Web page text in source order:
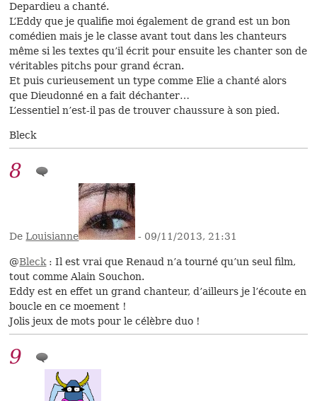
Depardieu a chanté.
L’Eddy que je qualifie moi également de grand est un bon
comédien mais je le classe avant tout dans les chanteurs
même si les textes qu’il écrit pour ensuite les chanter son de
véritables pitchs pour grand écran.
Et puis curieusement un type comme Elie a chanté alors
que Dieudonné en a fait déchanter…
L’essentiel n’est-il pas de trouver chaussure à son pied.
Bleck
8
DeLouisianne - 09/11/2013, 21:31
@Bleck: Il est vrai que Renaud n’a tourné qu’un seul film,
tout comme Alain Souchon.
Eddy est en effet un grand chanteur, d’ailleurs je l’écoute en
boucle en ce moement !
Jolis jeux de mots pour le célèbre duo !
9